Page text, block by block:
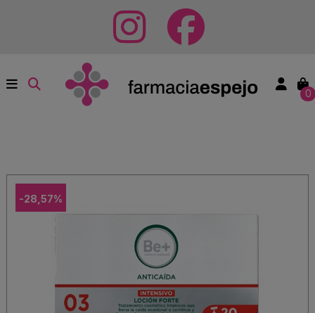
0
-28,57%